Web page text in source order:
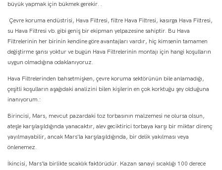
büyük yapmak için bükmek gerekir. .
Çevre koruma endüstrisi, Hava Filtresi, filtre Hava Filtresi, kasırga Hava Filtresi,
su Hava Filtresi vb. gibi geniş bir ekipman yelpazesine sahiptir. Bu Hava
Filtrelerinin her birinin kendine göre avantajları vardır, hiç kimsenin tamamen
değiştirme şansı yoktur ve bugün Hava Filtrelerinin montajı için hangi koşulların
uygun olmadığına odaklanıyoruz.
Hava Filtrelerinden bahsetmişken, çevre koruma sektörünün bile anlamadığı,
çeşitli koşulların aşağıdaki analizini bilen kişilerin en çok korktuğu şey olduğuna
inanıyorum.:
Birincisi, Mars, mevcut pazardaki toz torbasının malzemesi ne olursa olsun,
ateşle karşılaşıldığında yanacaktır, alev geciktirici torbaya karşı bir miktar direnç
yayılmayabilir, ancak Mars'la karşılaşıldığında, bir delik yakılması veya
önlenemez.
İkincisi, Mars'la birlikte sıcaklık faktörüdür. Kazan sanayi sıcaklığı 100 derece